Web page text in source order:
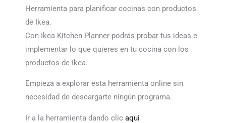
Herramienta para planificar cocinas con productos
de Ikea.
Con Ikea Kitchen Planner podrás probar tus ideas e
implementar lo que quieres en tu cocina con los
productos de Ikea.
Empieza a explorar esta herramienta online sin
necesidad de descargarte ningún programa.
Ir a la herramienta dando clic aqui